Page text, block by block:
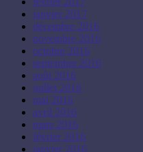
janvier 2017
décembre 2016
novembre 2016
octobre 2016
septembre 2016
août 2016
juillet 2016
mai 2016
avril 2016
mars 2016
février 2016
janvier 2016